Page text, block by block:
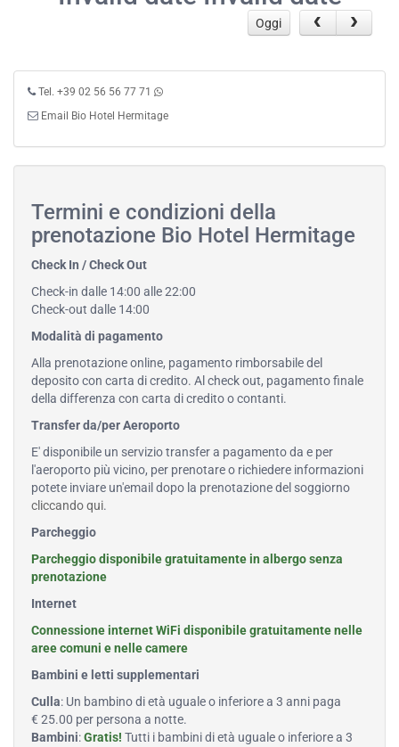
Oggi
Tel. +39 02 56 56 77 71
Email Bio Hotel Hermitage
Termini e condizioni della
prenotazione Bio Hotel Hermitage
Check In / Check Out
Check-in dalle 14:00 alle 22:00
Check-out dalle 14:00
Modalità di pagamento
Alla prenotazione online, pagamento rimborsabile del
deposito con carta di credito. Al check out, pagamento finale
della differenza con carta di credito o contanti.
Transfer da/per Aeroporto
E' disponibile un servizio transfer a pagamento da e per
l'aeroporto più vicino, per prenotare o richiedere informazioni
potete inviare un'email dopo la prenotazione del soggiorno
cliccando qui.
Parcheggio
Parcheggio disponibile gratuitamente in albergo senza
prenotazione
Internet
Connessione internet WiFi disponibile gratuitamente nelle
aree comuni e nelle camere
Bambini e letti supplementari
Culla: Un bambino di età uguale o inferiore a 3 anni paga
€ 25.00 per persona a notte.
Bambini:Gratis! Tutti i bambini di età uguale o inferiore a 3